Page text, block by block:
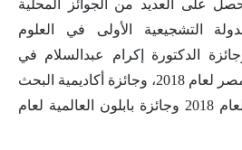
على العديد من الجوائز المحلية
التشجيعية الأولى في العلوم
لعام 2018، وجائزة الدكتورة إكرام عبدالسلام في
مجال الوراثة الطبية في مصر لعام 2018، وجائزة أكاديمية البحث
العلمي للهيئات والأفراد لعام 2018 وجائزة بابلون العالمية لعام